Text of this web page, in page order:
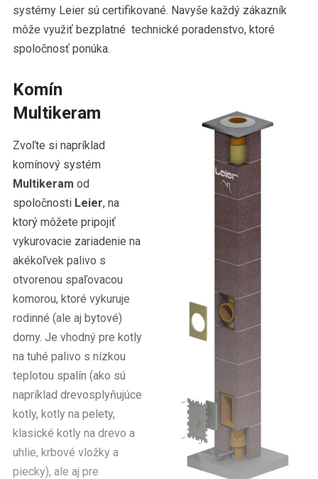
systémy Leier sú certifikované. Navyše každý zákazník
môže využiť bezplatné technické poradenstvo, ktoré
spoločnosť ponúka.
Komín
Multikeram
Zvoľte si napríklad
komínový systém
Multikeram od
spoločnosti Leier, na
ktorý môžete pripojiť
vykurovacie zariadenie na
akékoľvek palivo s
otvorenou spaľovacou
komorou, ktoré vykuruje
rodinné (ale aj bytové)
domy. Je vhodný pre kotly
na tuhé palivo s nízkou
teplotou spalín (ako sú
napríklad drevosplyňujúce
kotly, kotly na pelety,
klasické kotly na drevo a
uhlie, krbové vložky a
piecky), ale aj pre